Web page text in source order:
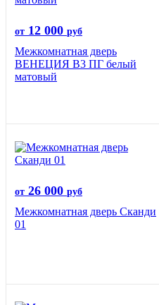
от 12 000 руб
Межкомнатная дверь
ВЕНЕЦИЯ B3 ПГ белый
матовый
от 26 000 руб
Межкомнатная дверь Сканди
01